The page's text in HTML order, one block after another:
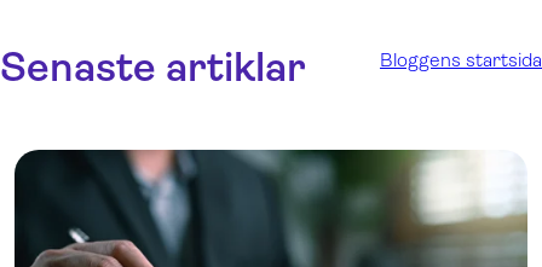
Senaste artiklar Bloggens startsida